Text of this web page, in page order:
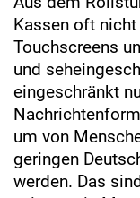
Kassen oft
Touchscreens
und
eingeschränkt
um von
geringen
werden. Das